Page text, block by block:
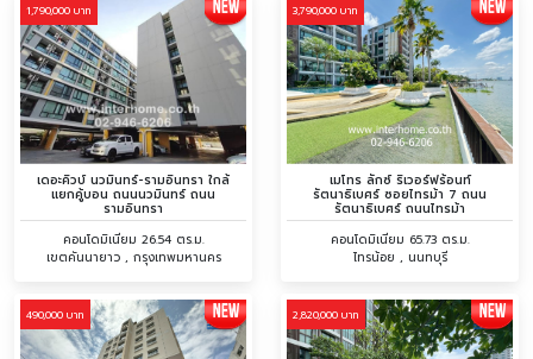
1,790,000 บาท
เดอะคิวบ์ นวมินทร์-รามอินทรา ใกล้
แยกคู้บอน ถนนนวมินทร์ ถนน
รามอินทรา
คอนโดมิเนียม 26.54 ตร.ม.
เขตคันนายาว , กรุงเทพมหานคร
3,790,000 บาท
เมโทร ลักซ์ ริเวอร์ฟร้อนท์
รัตนาธิเบศร์ ซอยไทรม้า 7 ถนน
รัตนาธิเบศร์ ถนนไทรม้า
คอนโดมิเนียม 65.73 ตร.ม.
ไทรน้อย , นนทบุรี
490,000 บาท 2,820,000 บาท